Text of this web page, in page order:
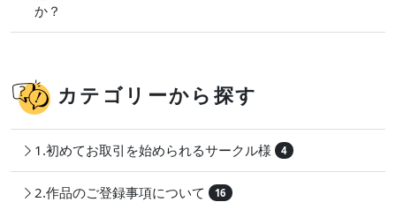
か？
カテゴリーから探す
1.初めてお取引を始められるサークル様 4
2.作品のご登録事項について 16